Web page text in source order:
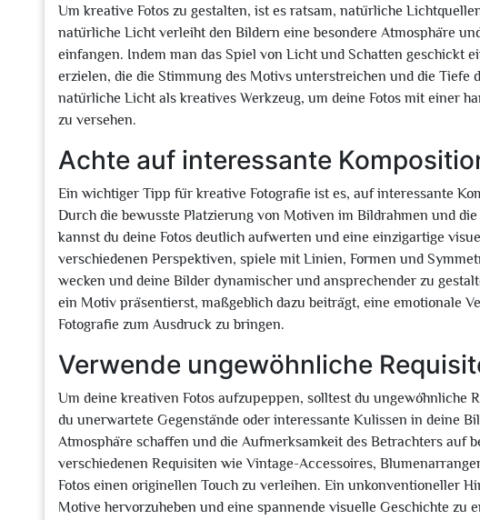
Um kreative Fotos zu gestalten, ist es ratsam, natürliche
natürliche Licht verleiht den Bildern eine besondere Atmosphäre
einfangen. Indem man das Spiel von Licht und Schatten geschickt
erzielen, die die Stimmung des Motivs unterstreichen und die Tiefe
natürliche Licht als kreatives Werkzeug, um deine Fotos mit einer
zu versehen.
Achte auf interessante
Ein wichtiger Tipp für kreative Fotografie ist es, auf interessante
Durch die bewusste Platzierung von Motiven im Bildrahmen und
kannst du deine Fotos deutlich aufwerten und eine einzigartige
verschiedenen Perspektiven, spiele mit Linien, Formen und
wecken und deine Bilder dynamischer und ansprechender zu
ein Motiv präsentierst, maßgeblich dazu beiträgt, eine emotionale
Fotografie zum Ausdruck zu bringen.
Verwende ungewöhnliche
Um deine kreativen Fotos aufzupeppen, solltest du ungewöhnliche
du unerwartete Gegenstände oder interessante Kulissen in deine
Atmosphäre schaffen und die Aufmerksamkeit des Betrachters auf
verschiedenen Requisiten wie Vintage-Accessoires,
Fotos einen originellen Touch zu verleihen. Ein unkonventioneller
Motive hervorzuheben und eine spannende visuelle Geschichte zu